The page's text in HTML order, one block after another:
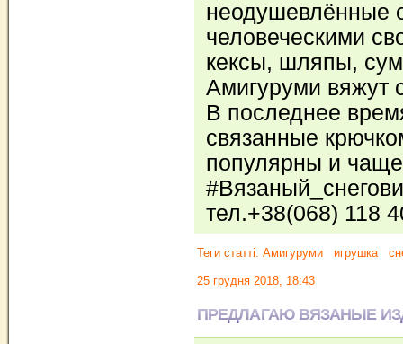
неодушевлённые
человеческими
кексы, шляпы,
Амигуруми вяжут
В последнее
связанные
популярны и
тел.+38(068) 118
Теги статті: Амигуруми игрушка
25 грудня 2018, 18:43
ПРЕДЛАГАЮ ВЯЗАНЫЕ